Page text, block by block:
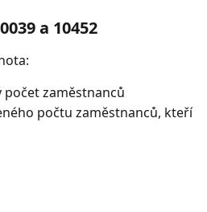
a 10452
zaměstnanců
počtu zaměstnanců, kteří